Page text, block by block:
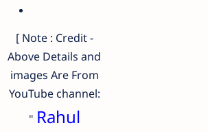
[ Note : Credit -
Above Details and
images Are From
YouTube channel:
" Rahul